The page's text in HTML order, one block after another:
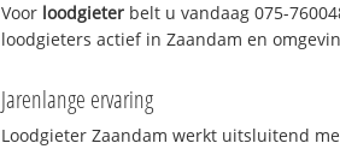
Voor loodgieter belt u vandaag 075-
loodgieters actief in Zaandam en
Jarenlange ervaring
Loodgieter Zaandam werkt uitsluitend